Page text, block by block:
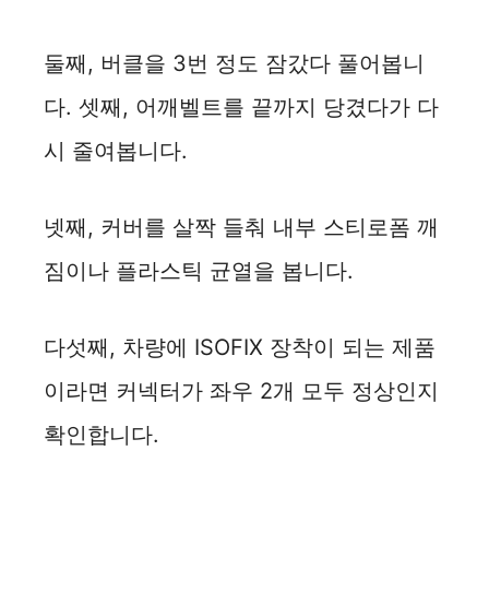
둘째, 버클을 3번 정도 잠갔다 풀어봅니
다. 셋째, 어깨벨트를 끝까지 당겼다가 다
시 줄여봅니다.
넷째, 커버를 살짝 들춰 내부 스티로폼 깨
짐이나 플라스틱 균열을 봅니다.
다섯째, 차량에 ISOFIX 장착이 되는 제품
이라면 커넥터가 좌우 2개 모두 정상인지
확인합니다.